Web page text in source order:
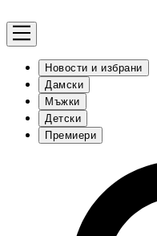
Новости и избрани
Дамски
Мъжки
Детски
Премиери